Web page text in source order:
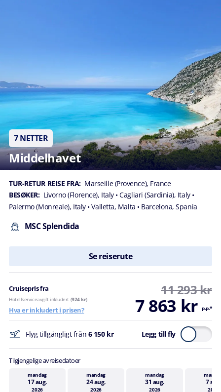
7 NETTER
Middelhavet
TUR-RETUR REISE FRA: Marseille (Provence), France
BESØKER: Livorno (Florence), Italy • Cagliari (Sardinia), Italy •
Palermo (Monreale), Italy • Valletta, Malta • Barcelona, Spania
MSC Splendida
Se reiserute
Cruisepris fra 11 293 kr
7 863 kr p.p.*
Hotellserviceavgift inkludert (924 kr)
Hva er inkludert i prisen?
Flyg tillgängligt från 6 150 kr Legg till fly
Tilgjengelige avreisedatoer
mandag
17 aug.
2026
mandag
24 aug.
2026
mandag
31 aug.
2026
7 sep.
2026